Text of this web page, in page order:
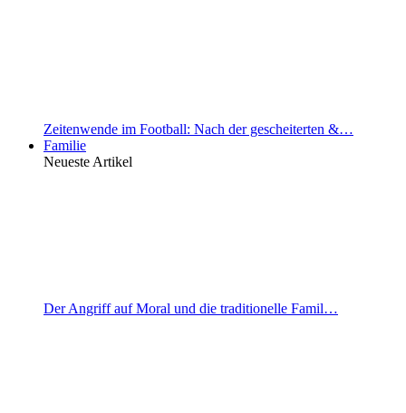
Zeitenwende im Football: Nach der gescheiterten &…
Familie
Neueste Artikel
Der Angriff auf Moral und die traditionelle Famil…